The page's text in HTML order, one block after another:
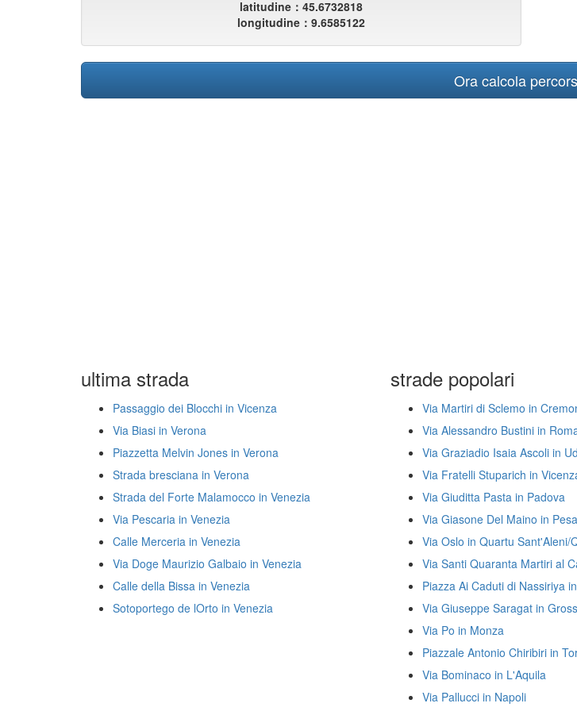
latitudine：45.6732818
longitudine：9.6585122
Ora calcola
ultima strada
Passaggio dei Blocchi in Vicenza
Via Biasi in Verona
Piazzetta Melvin Jones in Verona
Strada bresciana in Verona
Strada del Forte Malamocco in Venezia
Via Pescaria in Venezia
Calle Merceria in Venezia
Via Doge Maurizio Galbaio in Venezia
Calle della Bissa in Venezia
Sotoportego de lOrto in Venezia
strade popolari
Via Martiri di Sclemo in
Via Alessandro Bustini in
Via Graziadio Isaia Ascoli in
Via Fratelli Stuparich in
Via Giuditta Pasta in Padova
Via Giasone Del Maino in
Via Oslo in Quartu Sant'Aleni/
Via Santi Quaranta Martiri al
Piazza Ai Caduti di Nassiriya
Via Giuseppe Saragat in
Via Po in Monza
Piazzale Antonio Chiribiri in
Via Bominaco in L'Aquila
Via Pallucci in Napoli